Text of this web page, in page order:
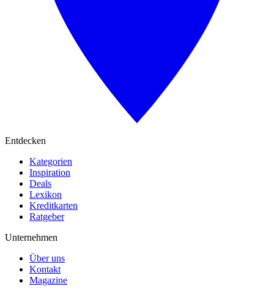
Entdecken
Kategorien
Inspiration
Deals
Lexikon
Kreditkarten
Ratgeber
Unternehmen
Über uns
Kontakt
Magazine